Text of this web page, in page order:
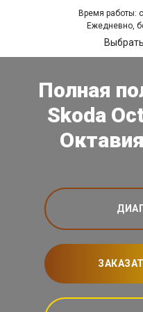
Время работы:
Ежедневно,
Полная
Skoda